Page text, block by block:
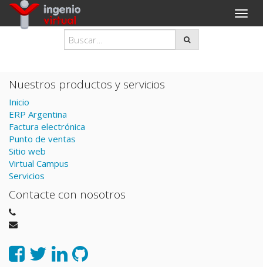
Nuestros productos y servicios
Inicio
ERP Argentina
Factura electrónica
Punto de ventas
Sitio web
Virtual Campus
Servicios
Contacte con nosotros